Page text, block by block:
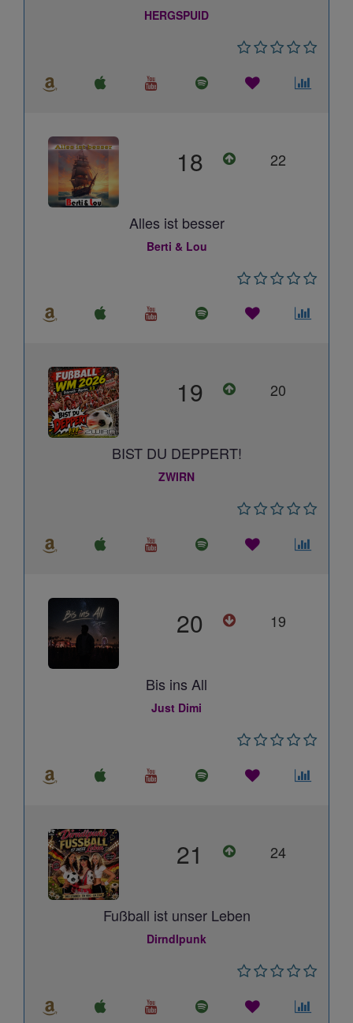
HERGSPUID
18 22
Alles ist besser
Berti & Lou
19 20
BIST DU DEPPERT!
ZWIRN
20 19
Bis ins All
Just Dimi
21 24
Fußball ist unser Leben
Dirndlpunk